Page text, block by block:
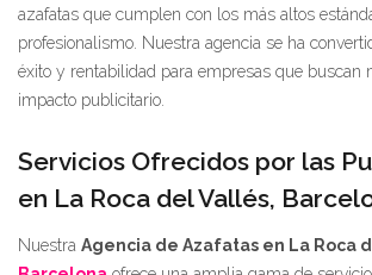
azafatas que cumplen con los más altos
profesionalismo. Nuestra agencia se ha
éxito y rentabilidad para empresas que buscan
impacto publicitario.
Servicios Ofrecidos por las
en La Roca del Vallés,
Nuestra Agencia de Azafatas en La Roca